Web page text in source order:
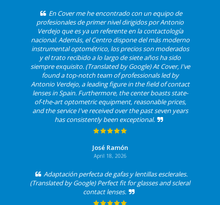
En Cover me he encontrado con un equipo de
profesionales de primer nivel dirigidos por Antonio
Verdejo que es ya un referente en la contactología
nacional. Además, el Centro dispone del más moderno
instrumental optométrico, los precios son moderados
y el trato recibido a lo largo de siete años ha sido
siempre exquisito. (Translated by Google) At Cover, I've
found a top-notch team of professionals led by
Antonio Verdejo, a leading figure in the field of contact
lenses in Spain. Furthermore, the center boasts state-
of-the-art optometric equipment, reasonable prices,
and the service I've received over the past seven years
has consistently been exceptional.
José Ramón
April 18, 2026
Adaptación perfecta de gafas y lentillas esclerales.
(Translated by Google) Perfect fit for glasses and scleral
contact lenses.